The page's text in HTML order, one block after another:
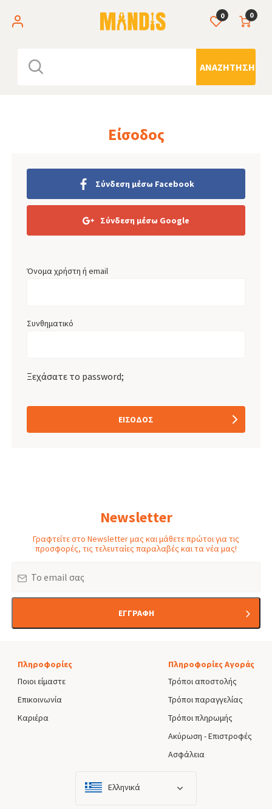
0
ΑΝΑΖΉΤΗΣΗ
0
Είσοδος
Σύνδεση μέσω Facebook
Σύνδεση μέσω Google
Όνομα χρήστη ή email
Συνθηματικό
Ξεχάσατε το password;
ΕΊΣΟΔΟΣ
Newsletter
Γραφτείτε στο Newsletter μας και μάθετε πρώτοι για τις
προσφορές, τις τελευταίες παραλαβές και τα νέα μας!
ΕΓΓΡΑΦΗ
Πληροφορίες
Ποιοι είμαστε
Επικοινωνία
Καριέρα
Πληροφορίες Αγοράς
Τρόποι αποστολής
Τρόποι παραγγελίας
Τρόποι πληρωμής
Ακύρωση - Επιστροφές
Ασφάλεια
Ελληνικά